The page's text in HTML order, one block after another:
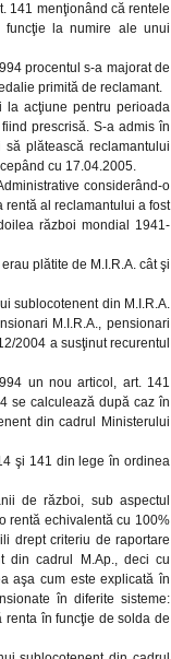
141 menţionând că rentele
la numire ale unui
procentul s-a majorat de
primită de reclamant.
la acţiune pentru perioada
prescrisă. S-a admis în
plătească reclamantului
cu 17.04.2005.
considerând-o
al reclamantului a fost
război mondial 1941-
plătite de M.I.R.A. cât şi
sublocotenent din M.I.R.A.
M.I.R.A., pensionari
2004 a susţinut recurentul
un nou articol, art. 141
se calculează după caz în
din cadrul Ministerului
şi 141 din lege în ordinea
de război, sub aspectul
rentă echivalentă cu 100%
drept criteriu de raportare
din cadrul M.Ap., deci cu
aşa cum este explicată în
în diferite sisteme:
renta în funcţie de solda de